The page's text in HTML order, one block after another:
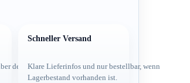
dein Team per
Schneller Versand
Klare Lieferinfos und nur bestellbar, wenn
Lagerbestand vorhanden ist.